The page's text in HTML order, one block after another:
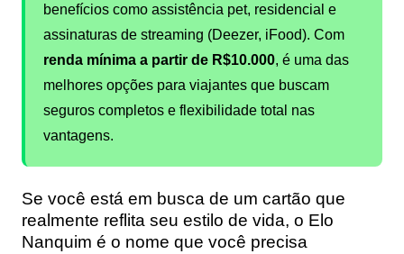
benefícios como assistência pet, residencial e
assinaturas de streaming (Deezer, iFood). Com
renda mínima a partir de R$10.000, é uma das
melhores opções para viajantes que buscam
seguros completos e flexibilidade total nas
vantagens.
Se você está em busca de um cartão que
realmente reflita seu estilo de vida, o Elo
Nanquim é o nome que você precisa